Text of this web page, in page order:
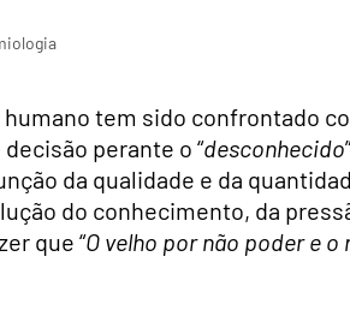
tem sido confrontado
perante o “desconhecido
da qualidade e da
do conhecimento, da
que “O velho por não poder e